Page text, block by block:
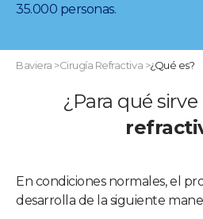
35.000 personas.
Baviera >Cirugía Refractiva >¿Qué es?
¿Para qué sirve
En condiciones normales, el
desarrolla de la siguiente